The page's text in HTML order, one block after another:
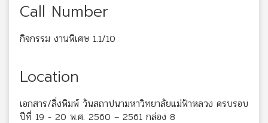
Call Number
กิจกรรม งานพิเศษ 1.1/10
Location
เอกสาร/สิ่งพิมพ์ วันสถาปนามหาวิทยาลัยแม่ฟ้าหลวง ครบรอบ
ปีที่ 19 - 20 พ.ศ. 2560 – 2561 กล่อง 8